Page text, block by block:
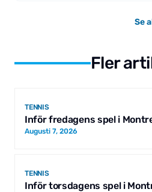
Se
Fler
TENNIS
Inför fredagens spel i
Augusti 7, 2026
TENNIS
Inför torsdagens spel i